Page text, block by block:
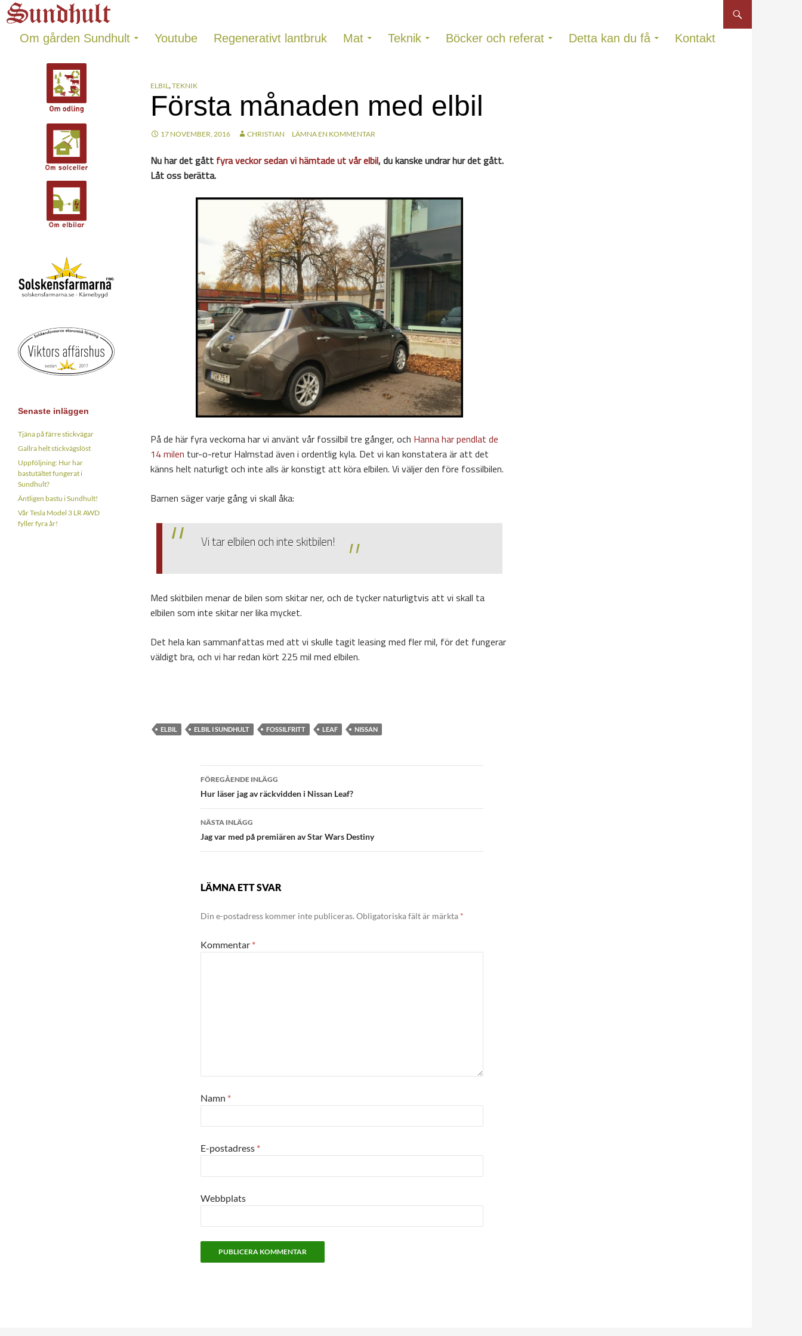
Hoppa
till
innehåll
Sundhults blogg
Sök
Om gården Sundhult Youtube Regenerativt lantbruk Mat Teknik Böcker och referat Detta kan du få Kontakt
ELBIL,TEKNIK
Första månaden med elbil
17 NOVEMBER, 2016 CHRISTIAN LÄMNA EN KOMMENTAR
Nu har det gått fyra veckor sedan vi hämtade ut vår elbil, du kanske undrar hur det gått.
Låt oss berätta.
På de här fyra veckorna har vi använt vår fossilbil tre gånger, och Hanna har pendlat de
14 milen tur-o-retur Halmstad även i ordentlig kyla. Det vi kan konstatera är att det
känns helt naturligt och inte alls är konstigt att köra elbilen. Vi väljer den före fossilbilen.
Barnen säger varje gång vi skall åka:
Vi tar elbilen och inte skitbilen!
Med skitbilen menar de bilen som skitar ner, och de tycker naturligtvis att vi skall ta
elbilen som inte skitar ner lika mycket.
Det hela kan sammanfattas med att vi skulle tagit leasing med fler mil, för det fungerar
väldigt bra, och vi har redan kört 225 mil med elbilen.
ELBIL ELBIL I SUNDHULT FOSSILFRITT LEAF NISSAN
Inläggsnavigering
FÖREGÅENDE INLÄGG
Hur läser jag av räckvidden i Nissan Leaf?
NÄSTA INLÄGG
Jag var med på premiären av Star Wars Destiny
LÄMNA ETT SVAR
Din e-postadress kommer inte publiceras. Obligatoriska fält är märkta *
Kommentar *
Namn *
E-postadress *
Webbplats
Senaste inläggen
Tjäna på färre stickvägar
Gallra helt stickvägslöst
Uppföljning: Hur har
bastutältet fungerat i
Sundhult?
Äntligen bastu i Sundhult!
Vår Tesla Model 3 LR AWD
fyller fyra år!